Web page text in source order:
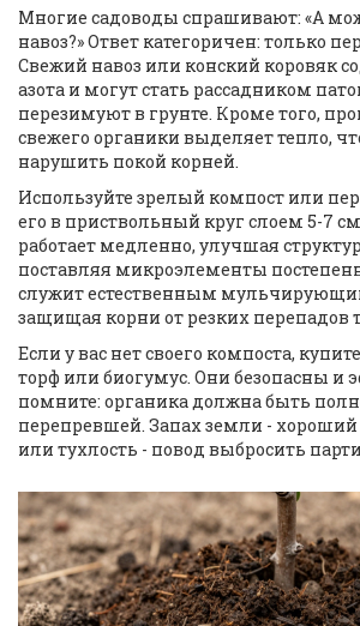
Многие садоводы спрашивают: «А
навоз?» Ответ категоричен: только
Свежий навоз или конский коровяк
азота и могут стать рассадником
перезимуют в грунте. Кроме того,
свежего органики выделяет тепло,
нарушить покой корней.
Используйте зрелый компост или
его в приствольный круг слоем 5-7
работает медленно, улучшая
поставляя микроэлементы
служит естественным
защищая корни от резких перепадов
Если у вас нет своего компоста,
торф или биогумус. Они безопасны и
помните: органика должна быть
перепревшей. Запах земли -
или тухлость - повод выбросить